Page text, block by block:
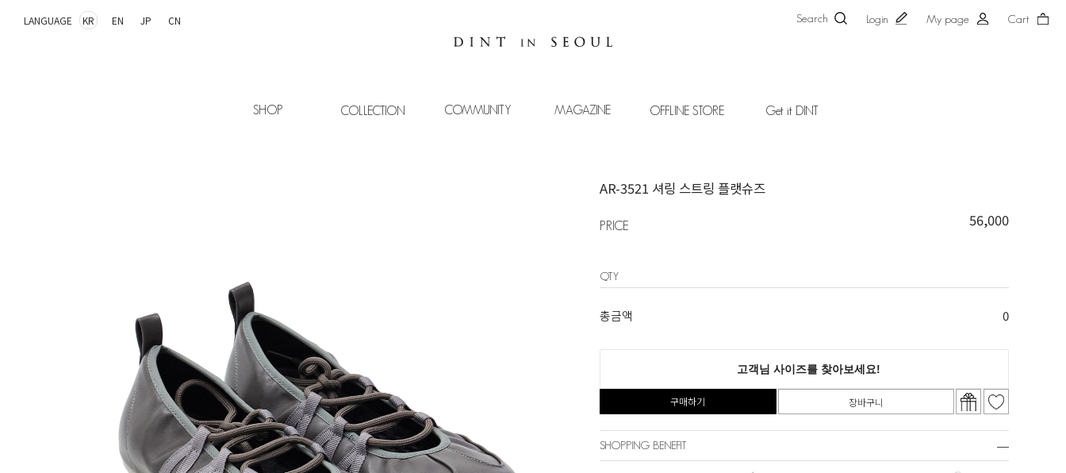
LANGUAGE KR EN JP CN Search Login My page Cart
SHOP COLLECTION COMMUNITY MAGAZINE OFFLINE STORE Get it DINT
AR-3521 셔링 스트링 플랫슈즈
PRICE 56,000
QTY
총금액 0
구매하기 장바구니
SHOPPING BENEFIT